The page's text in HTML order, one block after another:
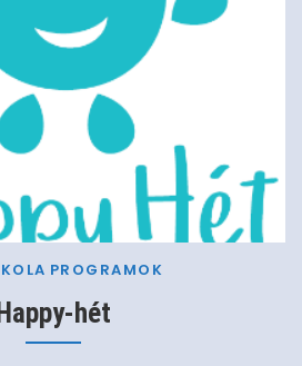
PROGRAMOK
Happy-hét